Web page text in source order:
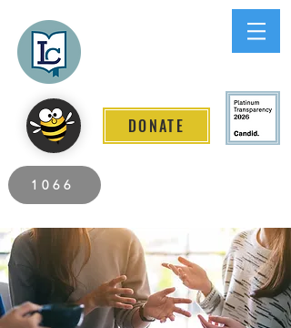
DONATE
1066